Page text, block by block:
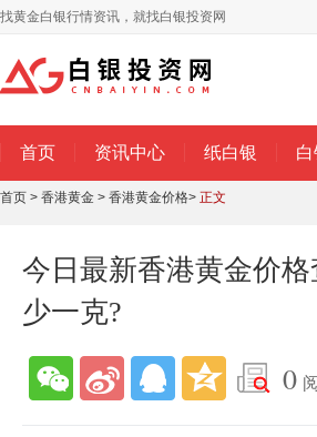
找黄金白银行情资讯，就找白银投资网
首页 资讯中心 纸白银
首页 > 香港黄金 > 香港黄金价格> 正文
今日最新香港黄金价
少一克?
0